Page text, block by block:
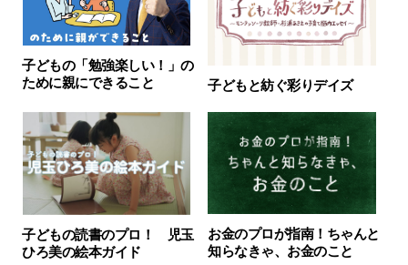
子どもの「勉強楽しい！」の
ために親にできること
子どもと紡ぐ彩りデイズ
子どもの読書のプロ！ 児玉
ひろ美の絵本ガイド
お金のプロが指南！ちゃんと
知らなきゃ、お金のこと